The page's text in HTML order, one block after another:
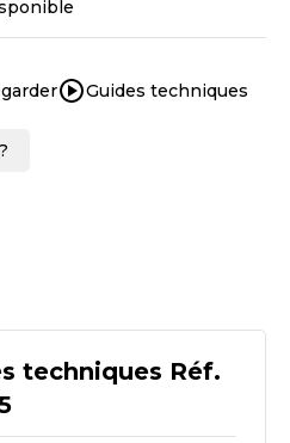
techniques Réf.
Guides techniques